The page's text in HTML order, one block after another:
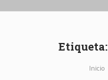
Etiqueta:
Inicio